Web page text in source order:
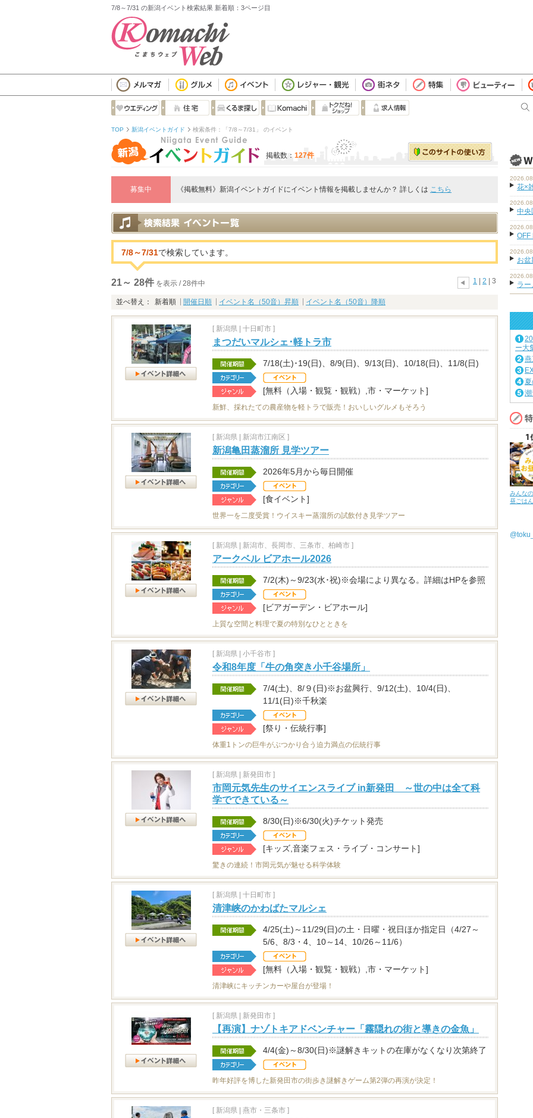
7/8～7/31 の新潟イベント検索結果 新着順：3ページ目
TOP 新潟イベントガイド 検索条件：「7/8～7/31」 のイベント
掲載数： 127件
募集中 《掲載無料》新潟イベントガイドにイベント情報を掲載しませんか？ 詳しくは こちら
7/8～7/31で検索しています。
21～ 28件 を表示 / 28件中 1 2 | 3
並べ替え： 新着順 開催日順 イベント名（50音）昇順 イベント名（50音）降順
[ 新潟県 十日町市 ]
まつだいマルシェ･軽トラ市
7/18(土)･19(日)、8/9(日)、9/13(日)、10/18(日)、11/8(日)
[無料（入場・観覧・観戦）,市・マーケット]
新鮮、採れたての農産物を軽トラで販売！おいしいグルメもそろう
[ 新潟県 新潟市江南区 ]
新潟亀田蒸溜所 見学ツアー
2026年5月から毎日開催
[食イベント]
世界一を二度受賞！ウイスキー蒸溜所の試飲付き見学ツアー
[ 新潟県 新潟市、長岡市、三条市、柏崎市 ]
アークベル ビアホール2026
7/2(木)～9/23(水･祝)※会場により異なる。詳細はHPを参照
[ビアガーデン・ビアホール]
上質な空間と料理で夏の特別なひとときを
[ 新潟県 小千谷市 ]
令和8年度「牛の角突き小千谷場所」
7/4(土)、8/９(日)※お盆興行、9/12(土)、10/4(日)、
11/1(日)※千秋楽
[祭り・伝統行事]
体重1トンの巨牛がぶつかり合う迫力満点の伝統行事
[ 新潟県 新発田市 ]
市岡元気先生のサイエンスライブ in新発田 ～世の中は全て科
学でできている～
8/30(日)※6/30(火)チケット発売
[キッズ,音楽フェス・ライブ・コンサート]
驚きの連続！市岡元気が魅せる科学体験
[ 新潟県 十日町市 ]
清津峡のかわばたマルシェ
4/25(土)～11/29(日)の土・日曜・祝日ほか指定日（4/27～
5/6、8/3・4、10～14、10/26～11/6）
[無料（入場・観覧・観戦）,市・マーケット]
清津峡にキッチンカーや屋台が登場！
[ 新潟県 新発田市 ]
【再演】ナゾトキアドベンチャー「霧隠れの街と導きの金魚」
4/4(金)～8/30(日)※謎解きキットの在庫がなくなり次第終了
昨年好評を博した新発田市の街歩き謎解きゲーム第2弾の再演が決定！
[ 新潟県 燕市・三条市 ]
花×
中央
OFF
お
ラー
ー大
潮
みんな
昼ごはん